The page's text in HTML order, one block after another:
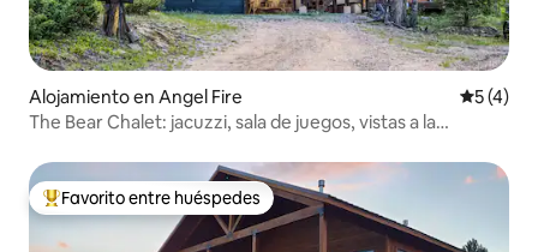
Alojamiento en Angel Fire
5 (4)
The Bear Chalet: jacuzzi, sala de juegos, vistas a la
Favorito entre los huéspedes más destacados
Favorito entre huéspedes